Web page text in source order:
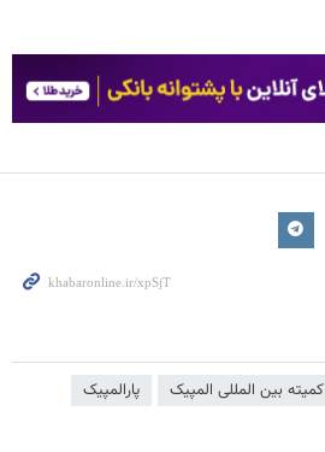
کمیته بین المللی المپیک پارالمپیک